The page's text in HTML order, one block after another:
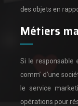
des objets en
Métiers
Si le responsable
comm’ d’une
le service
opérations pour